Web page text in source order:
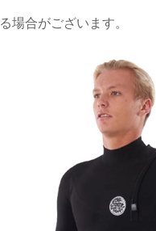
場合がございます。